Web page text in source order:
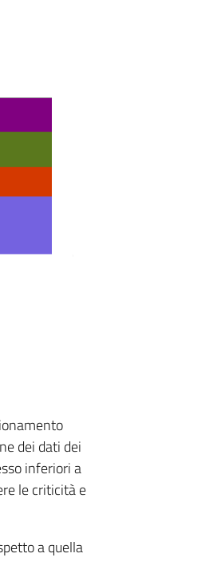
dei dati dei
inferiori a
le criticità e
a quella